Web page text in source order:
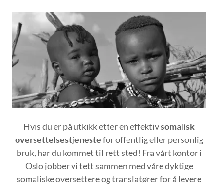
Hvis du er på utkikk etter en effektivsomalisk
oversettelsestjenestefor offentlig eller personlig
bruk, har du kommet til rett sted! Fra vårt kontor i
Oslo jobber vi tett sammen med våre dyktige
somaliske oversettere og translatører for å levere